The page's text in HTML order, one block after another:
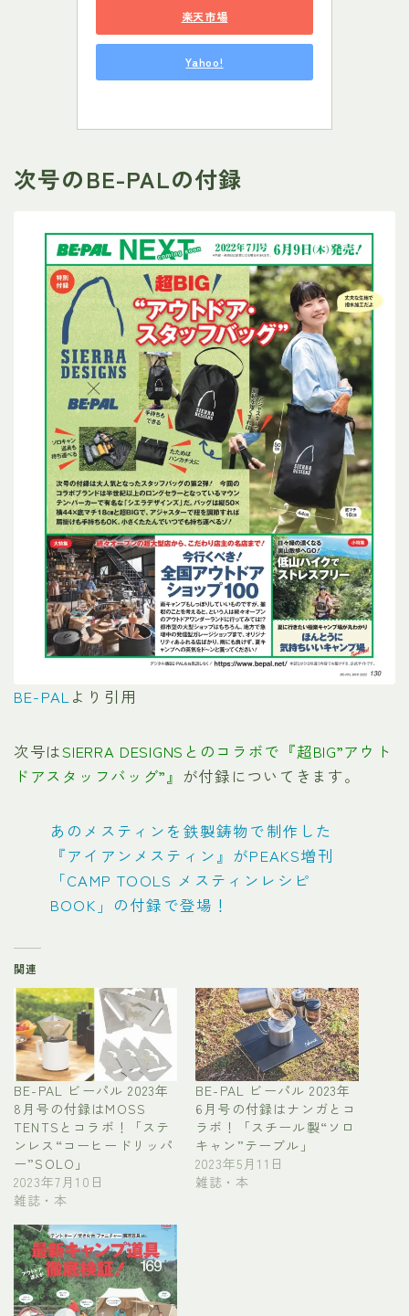
楽天市場
Yahoo!
次号のBE-PALの付録
BE-PALより引用
次号はSIERRA DESIGNSとのコラボで『超BIG”アウト
ドアスタッフバッグ”』 が付録についてきます。
あのメスティンを鉄製鋳物で制作した
『アイアンメスティン』がPEAKS増刊
「CAMP TOOLS メスティンレシピ
BOOK」の付録で登場！
関連
BE-PAL ビーパル 2023年
8月号の付録はMOSS
TENTSとコラボ！「ステ
ンレス“コーヒードリッパ
ー”SOLO」
2023年7月10日
雑誌・本
BE-PAL ビーパル 2023年
6月号の付録はナンガとコ
ラボ！「スチール製“ソロ
キャン”テーブル」
2023年5月11日
雑誌・本